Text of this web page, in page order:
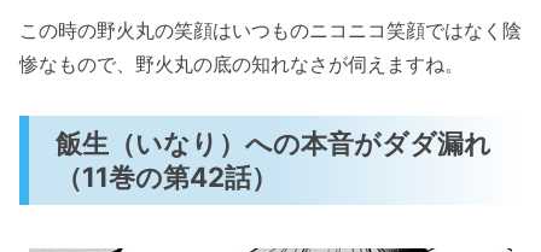
この時の野火丸の笑顔はいつものニコニコ笑顔ではなく陰
惨なもので、野火丸の底の知れなさが伺えますね。
飯生（いなり）への本音がダダ漏れ
（11巻の第42話）